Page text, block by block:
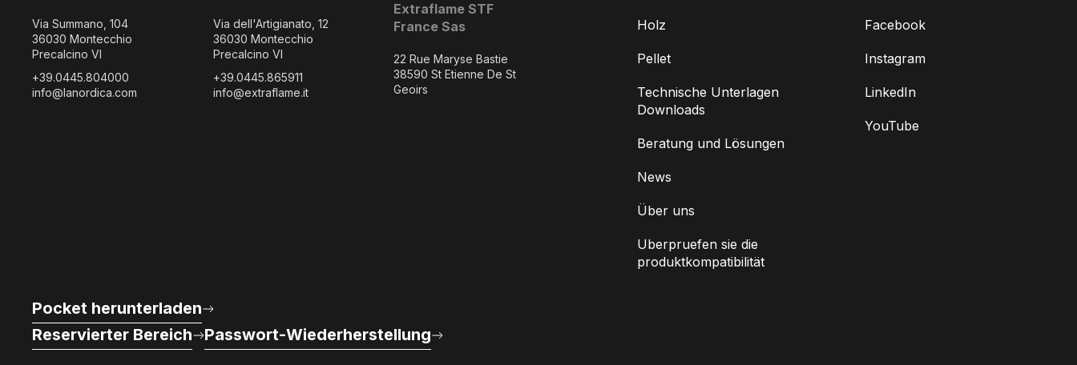
Via Summano, 104
36030 Montecchio
Precalcino VI
+39.0445.804000
info@lanordica.com
Via dell'Artigianato, 12
36030 Montecchio
Precalcino VI
+39.0445.865911
info@extraflame.it
Extraflame STF
France Sas
22 Rue Maryse Bastie
38590 St Etienne De St
Geoirs
Pocket herunterladen
Reservierter Bereich
Passwort-Wiederherstellung
Holz
Pellet
Technische Unterlagen
Downloads
Beratung und Lösungen
News
Über uns
Uberpruefen sie die
produktkompatibilität
Facebook
Instagram
LinkedIn
YouTube